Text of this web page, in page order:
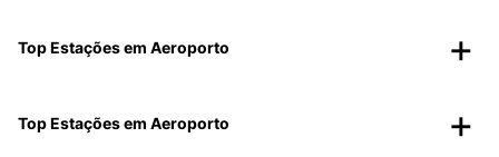
Top Estações em Aeroporto
Top Estações em Aeroporto